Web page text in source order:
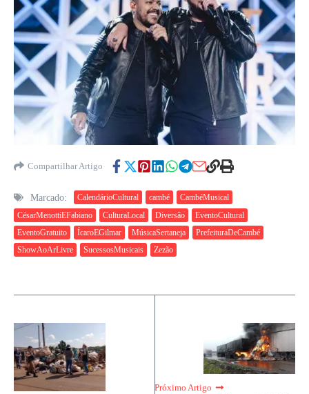
Compartilhar Artigo
Marcado: CalendárioCultural cambé
CambéMusical
CésarMenottiEFabiano
CulturaLocal Diversão
EventoCultural
EventoGratuito
ÍcaroEGilmar MúsicaSertaneja
PrefeituraDeCambé
ShowAoArLivre
SucessosMusicais Zezão
Próximo Artigo